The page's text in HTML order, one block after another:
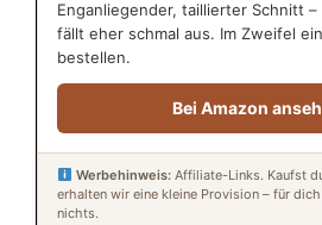
Enganliegender, taillierter Schnitt
fällt eher schmal aus. Im Zweifel
bestellen.
Bei Amazon
Werbehinweis:Affiliate-Links. Kaufst
erhalten wir eine kleine Provision – für
nichts.